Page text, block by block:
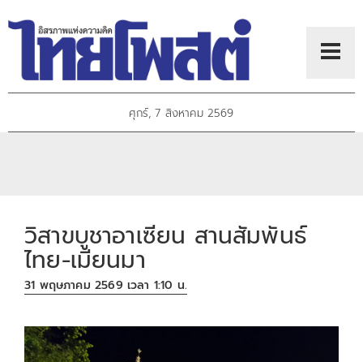
ศุกร์, 7 สิงหาคม 2569
วิสาขบูชาอาเซียน สานสัมพันธ์
ไทย-เมียนมา
31 พฤษภาคม 2569 เวลา 1:10 น.